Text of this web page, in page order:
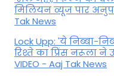
मिलियन व्यूज पार
Tak News
Lock Upp: 'ये निब्बा-
रिश्ते का प्रिंस नरूला
VIDEO - Aaj Tak News